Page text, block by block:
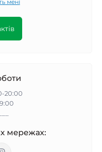
мені
20:00
мережах: